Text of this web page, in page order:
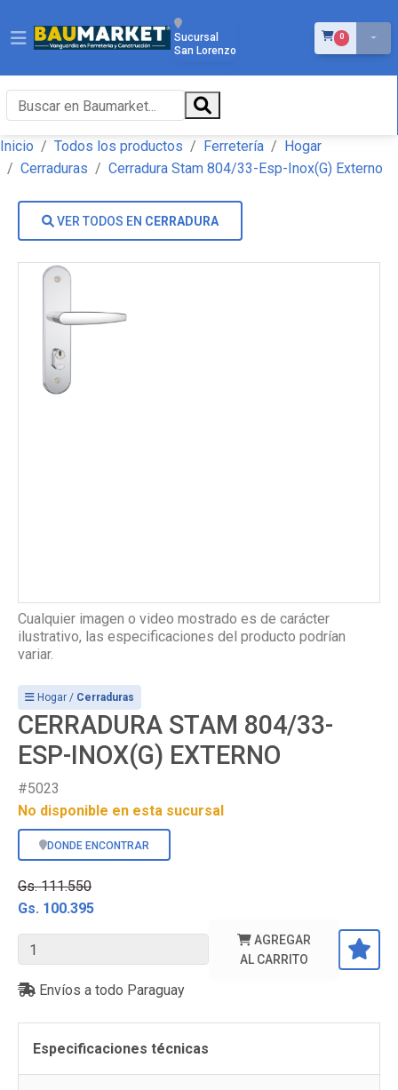
Sucursal
San Lorenzo
0ÍTEMS EN EL
Inicio Todos los productos Ferretería
Hogar
Cerraduras
Cerradura Stam 804/33-Esp-Inox(G) Externo
VER TODOS EN CERRADURA
Cualquier imagen o video mostrado es de carácter
ilustrativo, las especificaciones del producto podrían
variar.
Hogar / Cerraduras
CERRADURA STAM 804/33-
ESP-INOX(G) EXTERNO
#5023
No disponible en esta sucursal
DONDE ENCONTRAR
Gs. 111.550
Gs. 100.395
AGREGAR
AL CARRITO
Envíos a todo Paraguay
Especificaciones técnicas